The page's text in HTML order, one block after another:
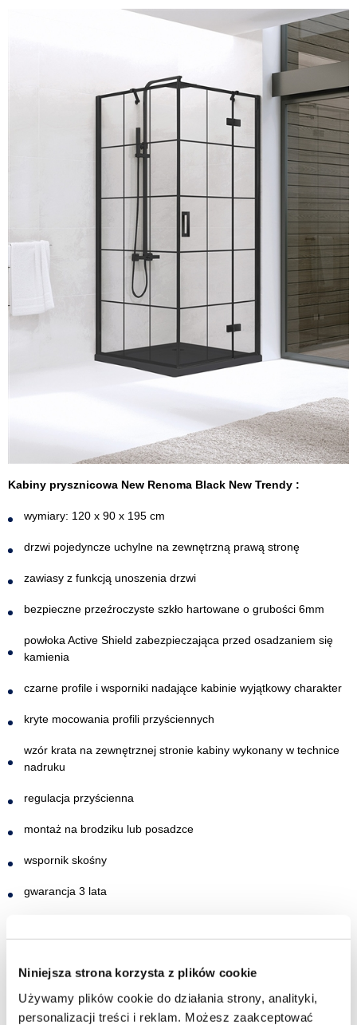
Niniejsza strona korzysta z plików cookie
Używamy plików cookie do działania strony, analityki,
personalizacji treści i reklam. Możesz zaakceptować
Kabiny prysznicowa New Renoma Black New Trendy :
wymiary: 120 x 90 x 195 cm
drzwi pojedyncze uchylne na zewnętrzną prawą stronę
zawiasy z funkcją unoszenia drzwi
bezpieczne przeźroczyste szkło hartowane o grubości 6mm
powłoka Active Shield zabezpieczająca przed osadzaniem się
kamienia
czarne profile i wsporniki nadające kabinie wyjątkowy charakter
kryte mocowania profili przyściennych
wzór krata na zewnętrznej stronie kabiny wykonany w technice
nadruku
regulacja przyścienna
montaż na brodziku lub posadzce
wspornik skośny
gwarancja 3 lata